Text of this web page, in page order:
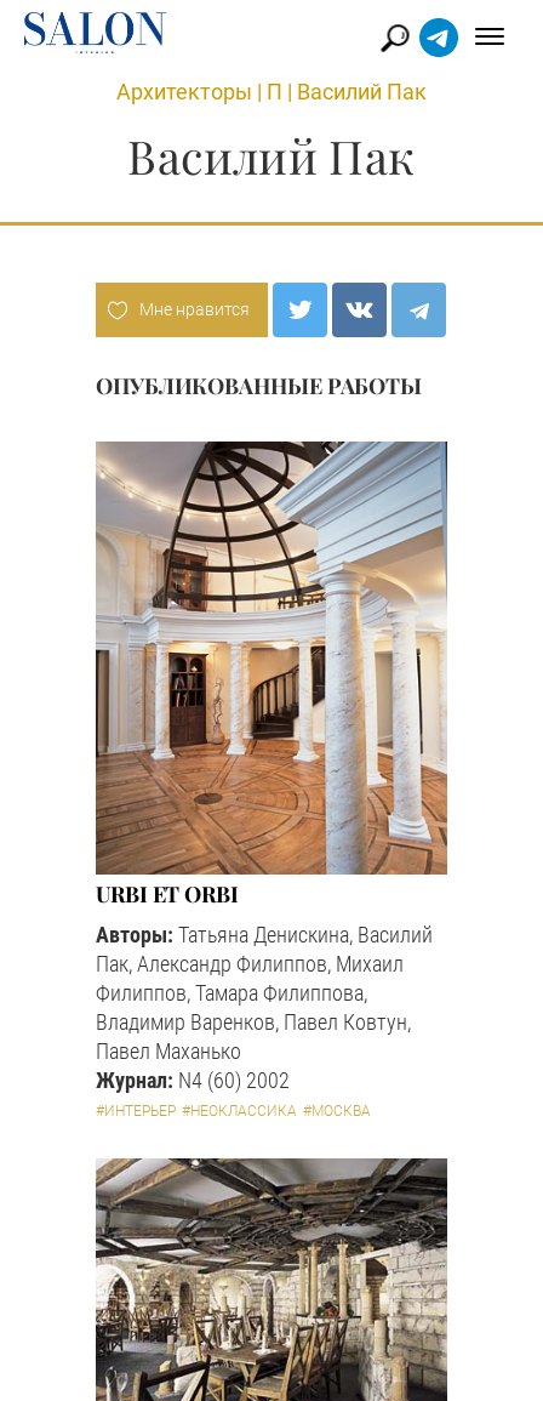
Архитекторы | П | Василий Пак
Василий Пак
Мне нравится
ОПУБЛИКОВАННЫЕ РАБОТЫ
URBI ET ORBI
Авторы: Татьяна Денискина, Василий
Пак, Александр Филиппов, Михаил
Филиппов, Тамара Филиппова,
Владимир Варенков, Павел Ковтун,
Павел Маханько
Журнал: N4 (60) 2002
#ИНТЕРЬЕР #НЕОКЛАССИКА #МОСКВА